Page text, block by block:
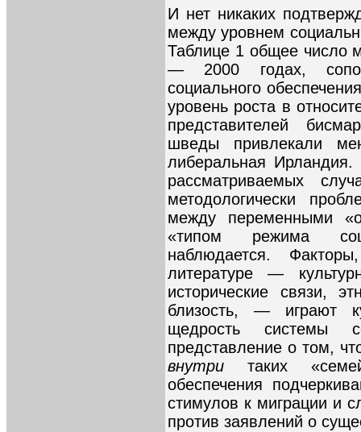
И нет никаких
между уровнем
Таблице 1 общее число
— 2000 годах,
социального
уровень роста в
представителей
шведы привлекали
либеральная Ирландия.
рассматриваемых
методологически
между переменными
«типом режима
наблюдается.
литературе —
исторические связи,
близость, — играют
щедрость системы
представление о том,
внутри таких
обеспечения
стимулов к миграции и
против заявлений о